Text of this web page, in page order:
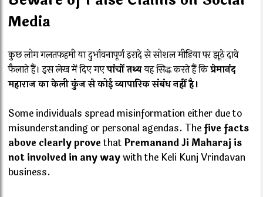
Media
कुछ लोग गलतफहमी या दुर्भावनापूर्ण इरादे से सोशल मीडिया पर झूठे दावे
फैलाते हैं। इस लेख में दिए गएपांचों तथ्ययह सिद्ध करते हैं किप्रेमानंद
महाराज का केली कुंज से कोई व्यापारिक संबंध नहीं है।
Some individuals spread misinformation either due to
misunderstanding or personal agendas. The five facts
above clearly provethatPremanand Ji Maharaj is
not involved in any waywith the Keli Kunj Vrindavan
business.